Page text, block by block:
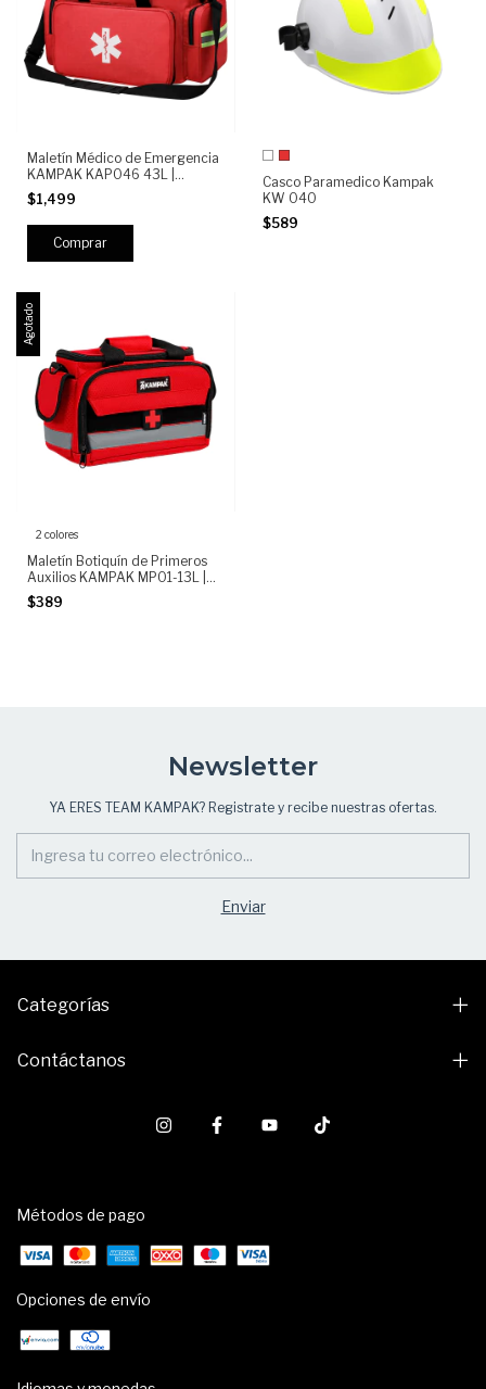
Maletín Médico de Emergencia
KAMPAK KAP046 43L |
Botiquín Profesional para
Paramédico, Primeros Auxilios,
Trauma y Rescate
$1,499
Casco Paramedico Kampak
KW 040
$589
Agotado
2 colores
Maletín Botiquín de Primeros
Auxilios KAMPAK MP01-13L |
Mochila Médica Portátil
Emergencias y Paramédico
$389
Newsletter
YA ERES TEAM KAMPAK? Registrate y recibe nuestras ofertas.
Categorías
Contáctanos
Métodos de pago
Opciones de envío